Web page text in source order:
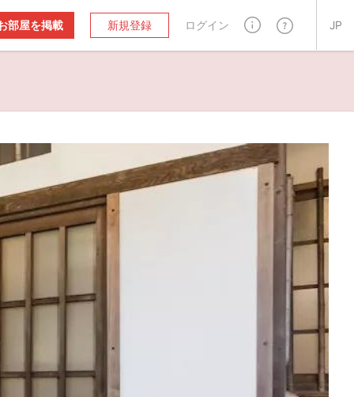
部屋を掲載 新規登録 ログイン JP